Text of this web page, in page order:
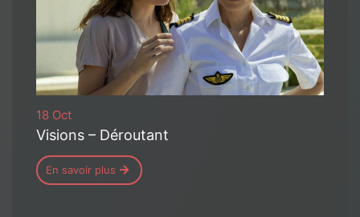
18 Oct
Visions – Déroutant
En savoir plus